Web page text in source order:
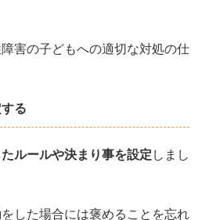
害の子どもへの適切な対処の仕
る
ルールや決まり事を設定しまし
した場合には褒めることを忘れ